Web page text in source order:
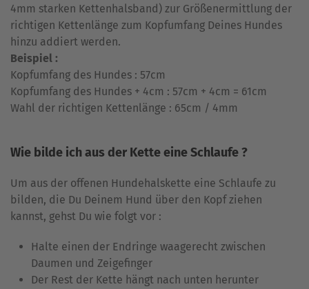
4mm starken Kettenhalsband) zur Größenermittlung der
richtigen Kettenlänge zum Kopfumfang Deines Hundes
hinzu addiert werden.
Beispiel :
Kopfumfang des Hundes : 57cm
Kopfumfang des Hundes + 4cm : 57cm + 4cm = 61cm
Wahl der richtigen Kettenlänge : 65cm / 4mm
Wie bilde ich aus der Kette eine Schlaufe ?
Um aus der offenen Hundehalskette eine Schlaufe zu
bilden, die Du Deinem Hund über den Kopf ziehen
kannst, gehst Du wie folgt vor :
Halte einen der Endringe waagerecht zwischen
Daumen und Zeigefinger
Der Rest der Kette hängt nach unten herunter